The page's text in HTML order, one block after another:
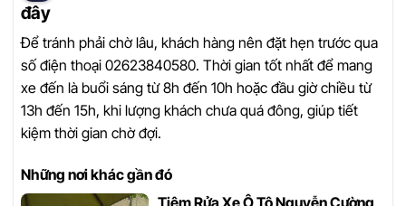
đây
Để tránh phải chờ lâu, khách hàng nên đặt hẹn trước qua
số điện thoại 02623840580. Thời gian tốt nhất để mang
xe đến là buổi sáng từ 8h đến 10h hoặc đầu giờ chiều từ
13h đến 15h, khi lượng khách chưa quá đông, giúp tiết
kiệm thời gian chờ đợi.
Những nơi khác gần đó